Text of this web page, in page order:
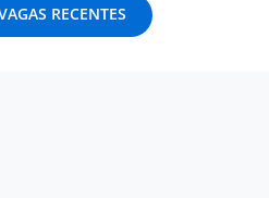
RECENTES